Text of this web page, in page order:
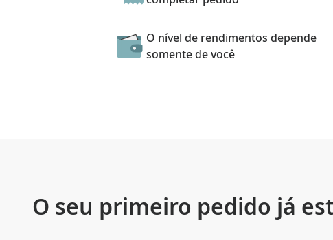
O nível de rendimentos depende
somente de você
O seu primeiro pedido já